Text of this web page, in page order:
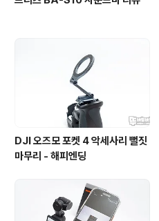
DJI 오즈모 포켓 4 악세사리 뻘짓
마무리 - 해피엔딩